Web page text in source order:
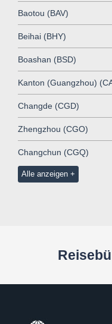
Baotou (BAV)
Beihai (BHY)
Boashan (BSD)
Kanton (Guangzhou)
Changde (CGD)
Zhengzhou (CGO)
Changchun (CGQ)
Alle anzeigen